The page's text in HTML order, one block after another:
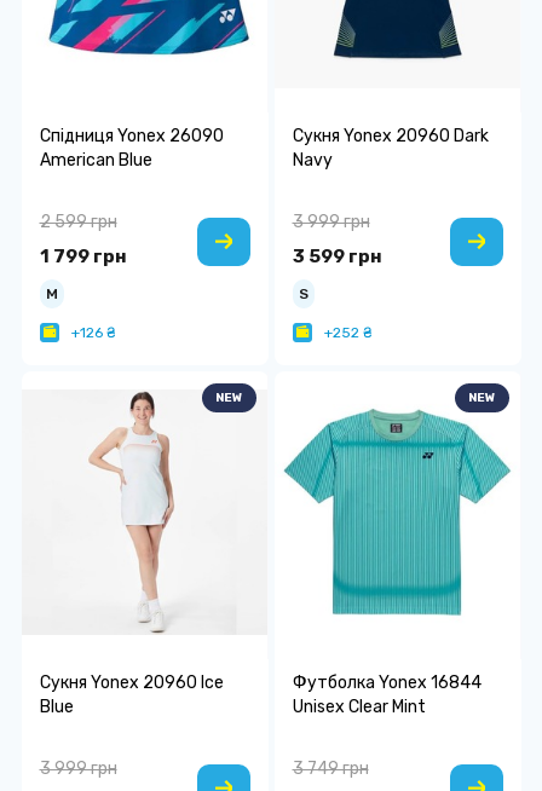
Спідниця Yonex 26090
American Blue
1 799 грн
2 599 грн
M
+126 ₴
Сукня Yonex 20960 Dark
Navy
3 599 грн
3 999 грн
S
+252 ₴
NEW
Сукня Yonex 20960 Ice
Blue
3 999 грн
NEW
Футболка Yonex 16844
Unisex Clear Mint
3 749 грн